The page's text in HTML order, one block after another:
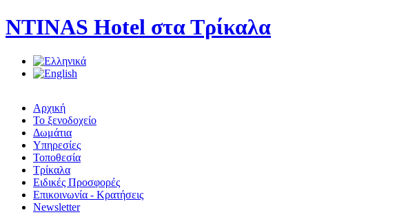
NTINAS Hotel στα Τρίκαλα
Αρχική
Το ξενοδοχείο
Δωμάτια
Υπηρεσίες
Τοποθεσία
Τρίκαλα
Ειδικές Προσφορές
Επικοινωνία - Κρατήσεις
Newsletter